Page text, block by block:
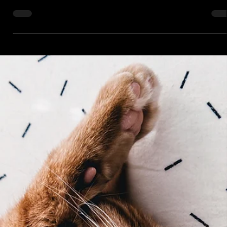
Kedilerde Kulak Uyuzu: Belirtileri ve Tedavi
kulak kanalını etkileyen bulaşıcı bir parazit
Genellikle sokakta zaman geçiren, başka
temas eden veya bağışıklığı zayıf olan kedilerde
sık görülür. Otodectes cynotis adı verilen
akarlar tarafından oluşturulur. Kulak Uyuzu Nedir?
Kulak uyuzu, kulak kanalında yaşayan parazitlerin
neden olduğu şiddetli kaşıntı, iltihap ve en